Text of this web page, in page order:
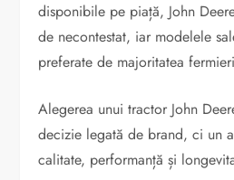
disponibile pe piață, John
de necontestat, iar modelele
preferate de majoritatea
Alegerea unui tractor John
decizie legată de brand, ci un
calitate, performanță și